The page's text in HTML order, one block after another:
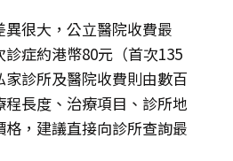
很大，公立醫院收費最
症約港幣80元（首次135
診所及醫院收費則由數百
長度、治療項目、診所地
，建議直接向診所查詢最